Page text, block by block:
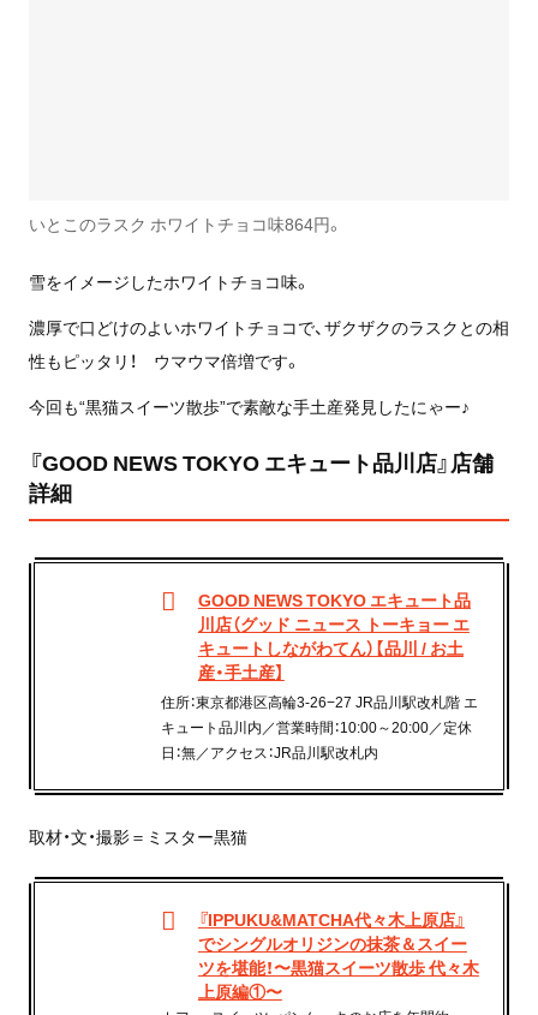
いとこのラスク ホワイトチョコ味864円。
雪をイメージしたホワイトチョコ味。
濃厚で口どけのよいホワイトチョコで、ザクザクのラスクとの相
性もピッタリ！ ウマウマ倍増です。
今回も“黒猫スイーツ散歩”で素敵な手土産発見したにゃー♪
『GOOD NEWS TOKYO エキュート品川店』店舗
詳細
GOOD NEWS TOKYO エキュート品
川店（グッド ニュース トーキョー エ
キュートしながわてん）【品川 / お土
産・手土産】
住所：東京都港区高輪3-26−27 JR品川駅改札階 エ
キュート品川内／営業時間：10:00～20:00／定休
日：無／アクセス：JR品川駅改札内
取材・文・撮影＝ミスター黒猫
『IPPUKU&MATCHA代々木上原店』
でシングルオリジンの抹茶＆スイー
ツを堪能！〜黒猫スイーツ散歩 代々木
上原編①〜